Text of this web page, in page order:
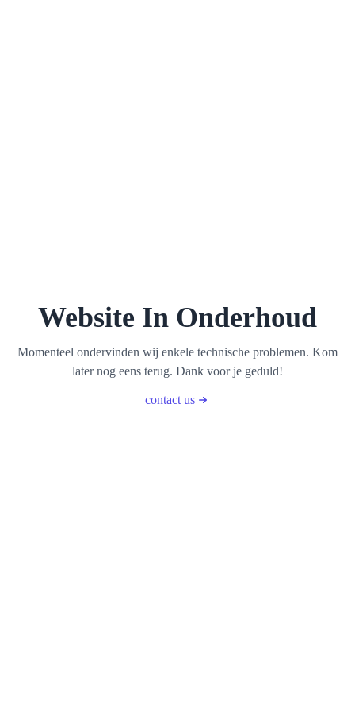
Website In Onderhoud
Momenteel ondervinden wij enkele technische problemen. Kom
later nog eens terug. Dank voor je geduld!
contact us